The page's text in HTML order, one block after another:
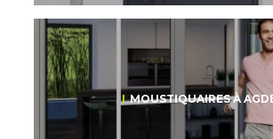
MOUSTIQUAIRES À